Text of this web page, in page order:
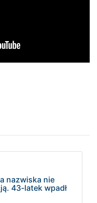
nazwiska nie
43-latek wpadł